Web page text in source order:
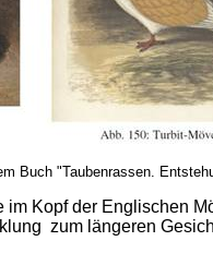
Buch "Taubenrassen.
im Kopf der Englischen
zum längeren